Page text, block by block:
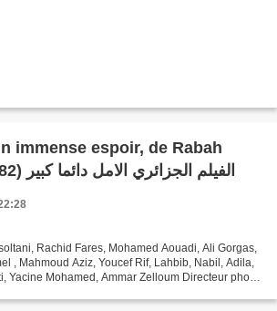
immense espoir, de Rabah
Bouberras, (1982) الفيلم الجزائري الامل دائما كبير
Rachid Fares, Mohamed Aouadi, Ali Gorgas,
, Mahmoud Aziz, Youcef Rif, Lahbib, Nabil, Adila,
Yacine Mohamed, Ammar Zelloum Directeur photo